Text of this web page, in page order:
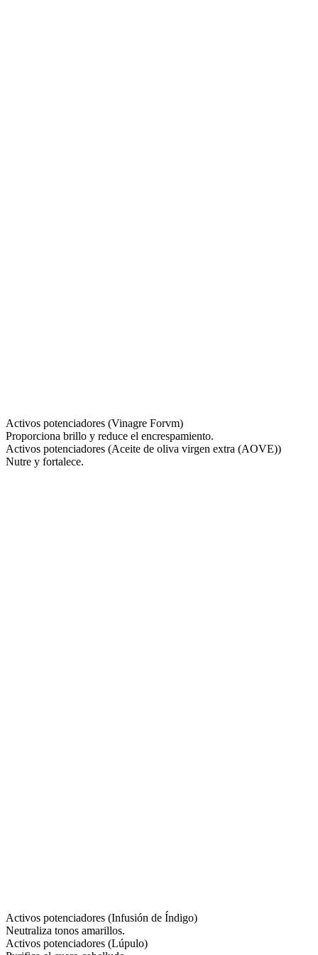
Activos potenciadores (Vinagre Forvm)
Proporciona brillo y reduce el encrespamiento.
Activos potenciadores (Aceite de oliva virgen extra (AOVE))
Nutre y fortalece.
Activos potenciadores (Infusión de Índigo)
Neutraliza tonos amarillos.
Activos potenciadores (Lúpulo)